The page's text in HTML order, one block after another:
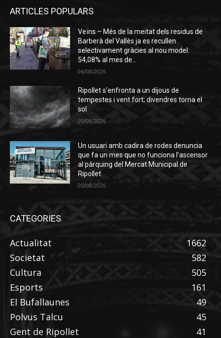
ARTICLES POPULARS
Veïns – Més de la meitat dels residus de
Barberà del Vallès ja es recullen
selectivament gràcies al nou model:
54,08% al mes de...
06/08/2026
Ripollet s’enfronta a un dijous de
tempestes i vent fort; divendres torna el
sol
05/08/2026
Un usuari amb cadira de rodes denuncia
que fa un mes que no funciona l’ascensor
al pàrquing del Mercat Municipal de
Ripollet
05/08/2026
CATEGORIES
Actualitat
1662
Societat
582
Cultura
505
Esports
161
El Bufallaunes
49
Polvus Talcu
45
Gent de Ripollet
41